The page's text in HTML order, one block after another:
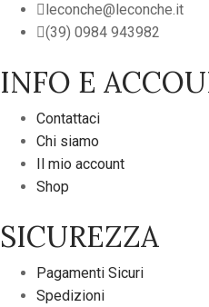
leconche@leconche.it
(39) 0984 943982
INFO E
Contattaci
Chi siamo
Il mio account
Shop
SICUREZZA
Pagamenti Sicuri
Spedizioni